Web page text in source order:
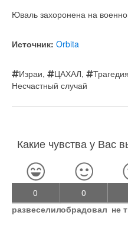
Юваль захоронена на
Источник: Orbita
Израи, ЦАХАЛ, Трагедия
Несчастный случай
Какие чувства у Вас
0
развеселил
0
обрадовал не